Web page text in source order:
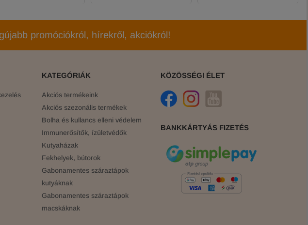
promóciókról, hírekről, akciókról!
KATEGÓRIÁK
Akciós termékeink
Akciós szezonális termékek
Bolha és kullancs elleni védelem
Immunerősítők, ízületvédők
Kutyaházak
Fekhelyek, bútorok
Gabonamentes száraztápok
kutyáknak
Gabonamentes száraztápok
macskáknak
KÖZÖSSÉGI ÉLET
BANKKÁRTYÁS FIZETÉS